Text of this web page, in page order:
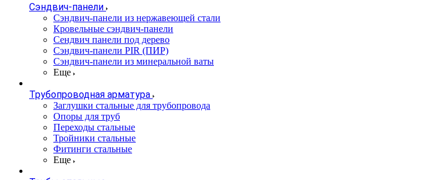
Сэндвич-панели
Cэндвич-панели из нержавеющей стали
Кровельные сэндвич-панели
Сендвич панели под дерево
Сэндвич-панели PIR (ПИР)
Сэндвич-панели из минеральной ваты
Еще
Трубопроводная арматура
Заглушки стальные для трубопровода
Опоры для труб
Переходы стальные
Тройники стальные
Фитинги стальные
Еще